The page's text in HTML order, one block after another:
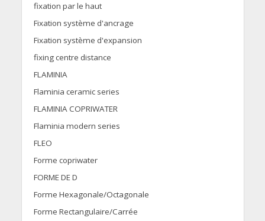
fixation par le haut
Fixation système d'ancrage
Fixation système d'expansion
fixing centre distance
FLAMINIA
Flaminia ceramic series
FLAMINIA COPRIWATER
Flaminia modern series
FLEO
Forme copriwater
FORME DE D
Forme Hexagonale/Octagonale
Forme Rectangulaire/Carrée